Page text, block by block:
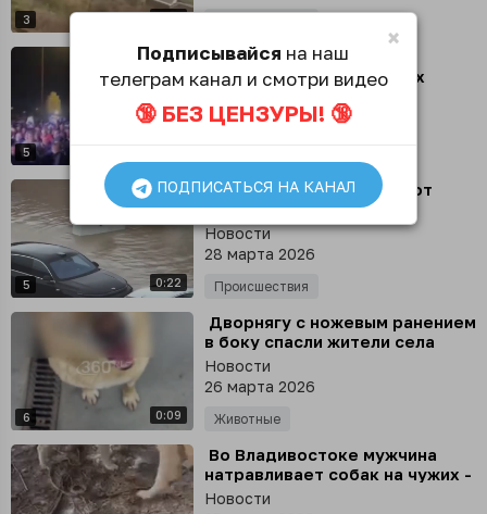
3 0:31
5
⁣ Жители Ливана пришли
почтить память погибших
журналистов Al Manar и Al
Mayadeen на площадь в
29 марта 2026
5 0:22
⁣ Снято в пострадавшем от
наводнения Дагестане,
утверждают местные каналы
Новости
28 марта 2026
Происшествия
6 0:09
⁣ Дворнягу с ножевым ранением
в боку спасли жители села
Таремское Нижегородской
области
Новости
26 марта 2026
Животные
⁣ Во Владивостоке мужчина
натравливает собак на чужих -
жители ищут свидетелей
Новости
×
Подписывайся на наш
телеграм канал и смотри видео
🔞 БЕЗ ЦЕНЗУРЫ! 🔞
ПОДПИСАТЬСЯ НА КАНАЛ